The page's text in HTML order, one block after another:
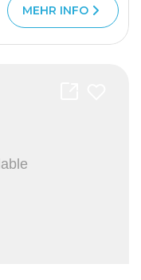
MEHR INFO